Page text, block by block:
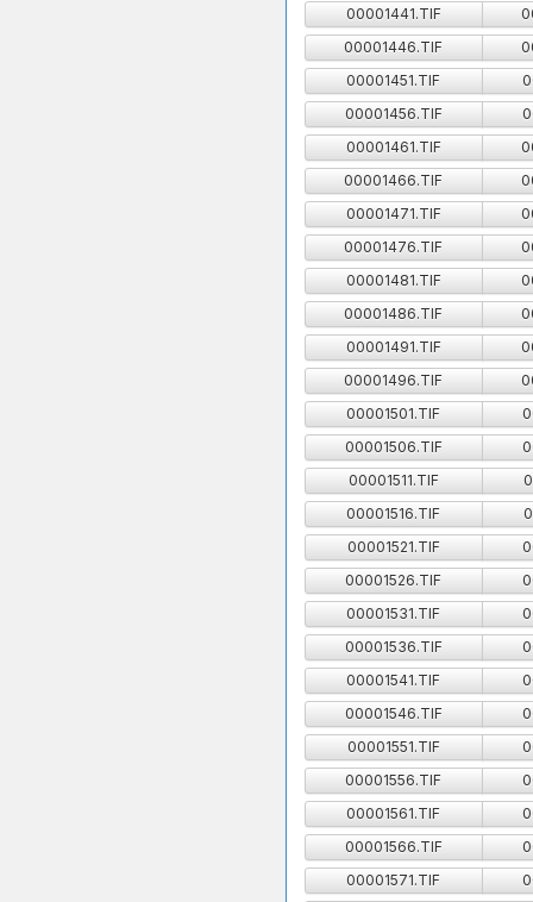
00001441.TIF
00001446.TIF
00001451.TIF
00001456.TIF
00001461.TIF
00001466.TIF
00001471.TIF
00001476.TIF
00001481.TIF
00001486.TIF
00001491.TIF
00001496.TIF
00001501.TIF
00001506.TIF
00001511.TIF
00001516.TIF
00001521.TIF
00001526.TIF
00001531.TIF
00001536.TIF
00001541.TIF
00001546.TIF
00001551.TIF
00001556.TIF
00001561.TIF
00001566.TIF
00001571.TIF